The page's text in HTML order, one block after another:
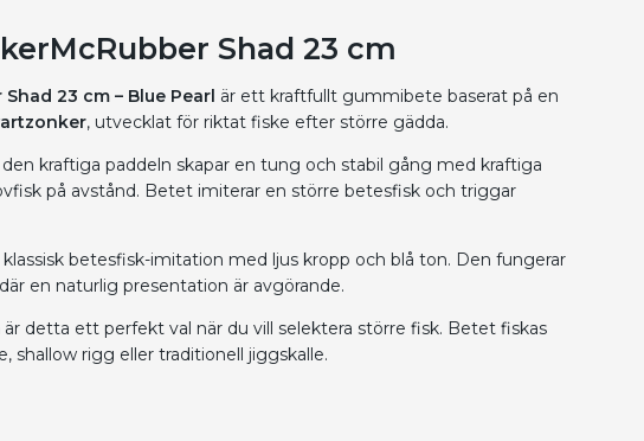
Shad 23 cm
23 cm – Blue Pearl är ett kraftfullt gummibete baserat på en
, utvecklat för riktat fiske efter större gädda.
kraftiga paddeln skapar en tung och stabil gång med kraftiga
på avstånd. Betet imiterar en större betesfisk och triggar
klassisk betesfisk-imitation med ljus kropp och blå ton. Den fungerar
en naturlig presentation är avgörande.
är detta ett perfekt val när du vill selektera större fisk. Betet fiskas
shallow rigg eller traditionell jiggskalle.